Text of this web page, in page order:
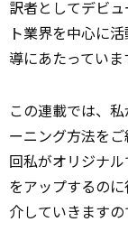
訳者としてデビ
ト業界を中心に
導にあたっていま
この連載では、
ーニング方法を
回私がオリジナ
をアップするの
介していきます